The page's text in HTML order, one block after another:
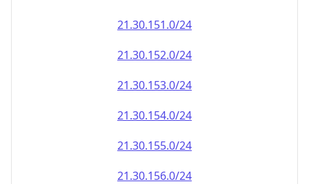
21.30.151.0/24
21.30.152.0/24
21.30.153.0/24
21.30.154.0/24
21.30.155.0/24
21.30.156.0/24